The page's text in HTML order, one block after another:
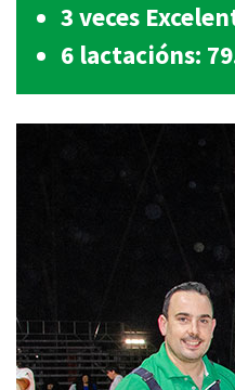
3 veces
6 lactacións: